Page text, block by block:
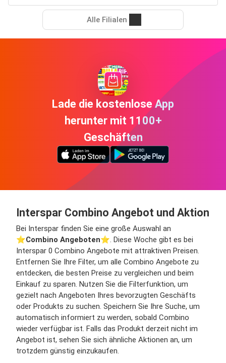
Alle Filialen
Lade die kostenlose App
herunter mit 1100+
Geschäften
Interspar Combino Angebot und Aktion
Bei Interspar finden Sie eine große Auswahl an
⭐️Combino Angeboten⭐️. Diese Woche gibt es bei
Interspar 0 Combino Angebote mit attraktiven Preisen.
Entfernen Sie Ihre Filter, um alle Combino Angebote zu
entdecken, die besten Preise zu vergleichen und beim
Einkauf zu sparen. Nutzen Sie die Filterfunktion, um
gezielt nach Angeboten Ihres bevorzugten Geschäfts
oder Produkts zu suchen. Speichern Sie Ihre Suche, um
automatisch informiert zu werden, sobald Combino
wieder verfügbar ist. Falls das Produkt derzeit nicht im
Angebot ist, sehen Sie sich ähnliche Aktionen an, um
trotzdem günstig einzukaufen.